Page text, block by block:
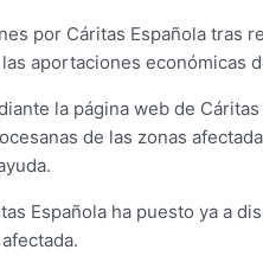
por Cáritas Española
aportaciones económicas
la página web de
de las zonas
Española ha puesto ya a